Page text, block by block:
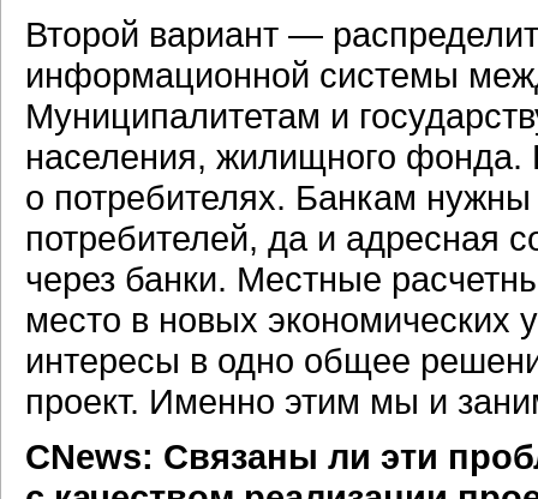
Второй вариант —
информационной системы
Муниципалитетам и
населения, жилищного
о потребителях. Банкам нужны
потребителей, да и адресная
через банки. Местные
место в новых экономических
интересы в одно общее
проект. Именно этим мы и
CNews: Связаны ли эти